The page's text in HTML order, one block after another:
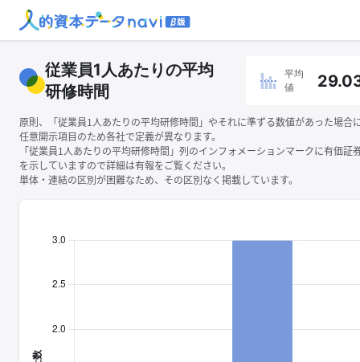
従業員1人あたりの平均
研修時間
平均
値
原則、「従業員1人あたりの平均研修時間」やそれに準ずる数値があった場合
任意開示項目のため各社で定義が異なります。
「従業員1人あたりの平均研修時間」列のインフォメーションマークに有価証
を示していますので詳細は有報をご覧ください。
単体・連結の区別が困難なため、その区別なく掲載しています。